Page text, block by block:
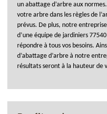
un abattage d’arbre aux
votre arbre dans les règles de
prévus. De plus, notre
d’une équipe de jardiniers
répondre à tous vos besoins.
d’abattage d’arbre à notre
résultats seront à la hauteur de